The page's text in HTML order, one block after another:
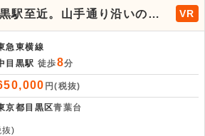
駅至近。山手通り沿いの居
た。
VR
急東横線
目黒駅 徒歩8分
円(税抜)
京都目黒区青葉台
)